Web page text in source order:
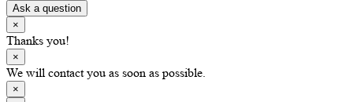
Ask a question
×
Thanks you!
×
We will contact you as soon as possible.
×